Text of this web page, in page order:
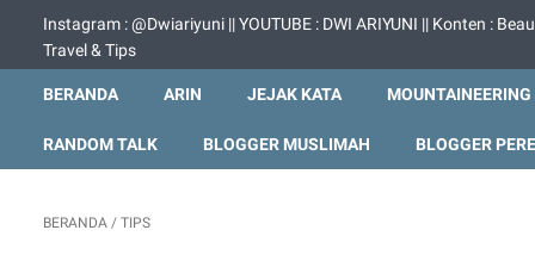
Instagram : @Dwiariyuni || YOUTUBE : DWI ARIYUNI || Konten :
Travel & Tips
BERANDA ARIN JEJAK KATA MOUNTAINEERING
RANDOM TALK BLOGGER MUSLIMAH BLOGGER
BERANDA / TIPS